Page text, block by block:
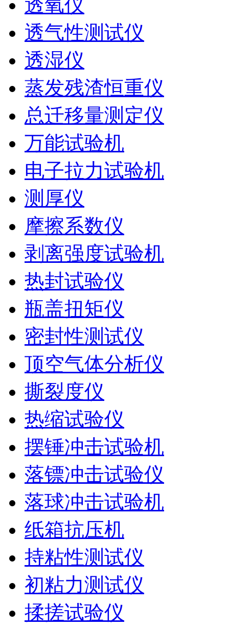
透氧仪
透气性测试仪
透湿仪
蒸发残渣恒重仪
总迁移量测定仪
万能试验机
电子拉力试验机
测厚仪
摩擦系数仪
剥离强度试验机
热封试验仪
瓶盖扭矩仪
密封性测试仪
顶空气体分析仪
撕裂度仪
热缩试验仪
摆锤冲击试验机
落镖冲击试验仪
落球冲击试验机
纸箱抗压机
持粘性测试仪
初粘力测试仪
揉搓试验仪